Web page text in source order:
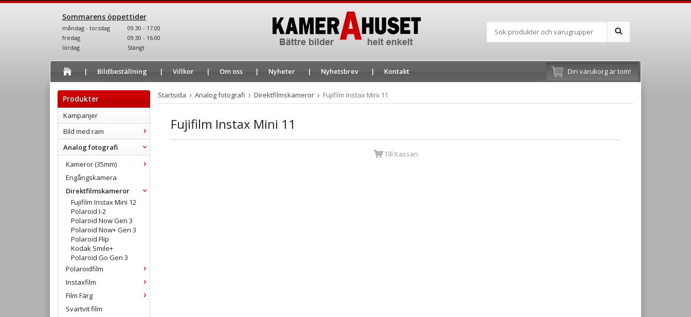
Sommarens öppettider
måndag - torsdag
09.30 - 17.00
fredag
09.30 - 16.00
lördag
Stängt
Bildbeställning Villkor Om oss Nyheter Nyhetsbrev Kontakt Din varukorg är tom!
Produkter
Kampanjer
Bild med ram
Analog fotografi
Kameror (35mm)
Engångskamera
Direktfilmskameror
Fujifilm Instax Mini 12
Polaroid I-2
Polaroid Now Gen 3
Polaroid Now+ Gen 3
Polaroid Flip
Kodak Smile+
Polaroid Go Gen 3
Polaroidfilm
Instaxfilm
Film Färg
Svartvit film
Startsida Analog fotografi Direktfilmskameror Fujifilm Instax Mini 11
Fujifilm Instax Mini 11
Till Kassan